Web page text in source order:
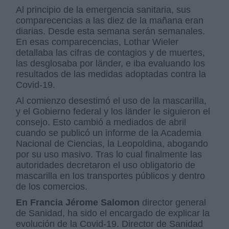
Al principio de la emergencia sanitaria, sus
comparecencias a las diez de la mañana eran
diarias. Desde esta semana serán semanales.
En esas comparecencias, Lothar Wieler
detallaba las cifras de contagios y de muertes,
las desglosaba por länder, e iba evaluando los
resultados de las medidas adoptadas contra la
Covid-19.
Al comienzo desestimó el uso de la mascarilla,
y el Gobierno federal y los länder le siguieron el
consejo. Esto cambió a mediados de abril
cuando se publicó un informe de la Academia
Nacional de Ciencias, la Leopoldina, abogando
por su uso masivo. Tras lo cual finalmente las
autoridades decretaron el uso obligatorio de
mascarilla en los transportes públicos y dentro
de los comercios.
En Francia Jérome Salomon director general
de Sanidad, ha sido el encargado de explicar la
evolución de la Covid-19. Director de Sanidad